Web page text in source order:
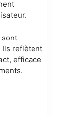
sont
Ils reflètent
efficace